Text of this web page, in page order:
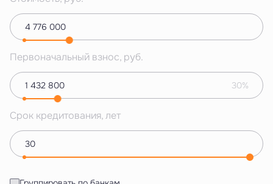
Первоначальный взнос, руб.
30%
Срок кредитования, лет